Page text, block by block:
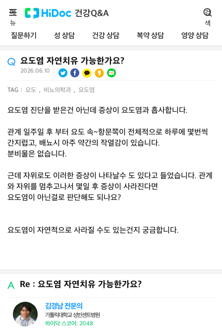
건강Q&A
질문하기 성 상담 건강 상담 복약 상담 영양 상담
메
뉴
검
색
요도염 자연치유 가능한가요?
2026.06.10
TAG : 요도 , 비뇨의학과 , 요도염
요도염 진단을 받은건 아닌데 증상이 요도염과 흡사합니다.
관계 일주일 후 부터 요도 속~항문쪽이 전체적으로 하루에 몇번씩
간지럽고, 배뇨시 아주 약간의 작열감이 있습니다.
분비물은 없습니다.
근데 자위로도 이러한 증상이 나타날수 도 있다고 들었습니다. 관계
와 자위를 멈추고나서 몇일 후 증상이 사라진다면
요도염이 아닌걸로 판단해도 되나요?
요도염이 자연적으로 사라질 수도 있는건지 궁금합니다.
Re : 요도염 자연치유 가능한가요?
김경남 전문의
가톨릭대학교 성빈센트병원
하이닥 스코어: 2048